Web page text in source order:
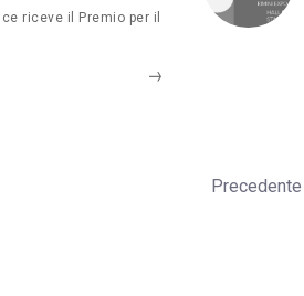
riceve il Premio per il
Precedente